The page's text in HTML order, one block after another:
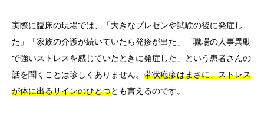
実際に臨床の現場では、「大きなプレゼンや試験の後に発症し
た」「家族の介護が続いていたら発疹が出た」「職場の人事異動
で強いストレスを感じていたときに発症した」という患者さんの
話を聞くことは珍しくありません。 帯状疱疹はまさに、ストレス
が体に出るサインのひとつとも言えるのです。